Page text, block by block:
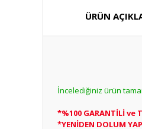
ÜRÜN
İncelediğiniz ürün
*%100 GARANTİLİ ve
*YENİDEN DOLUM